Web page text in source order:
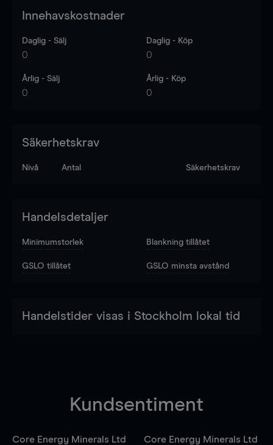
Innehavskostnader
Daglig - Sälj
0
Daglig - Köp
0
Årlig - Sälj
0
Årlig - Köp
0
Säkerhetskrav
Nivå Antal Säkerhetskrav
Handelsdetaljer
Minimumstorlek Blankning tillåtet
GSLO tillåtet GSLO minsta avstånd
Handelstider visas i Stockholm lokal tid
Kundsentiment
Core Energy Minerals Ltd
Core Energy Minerals Ltd